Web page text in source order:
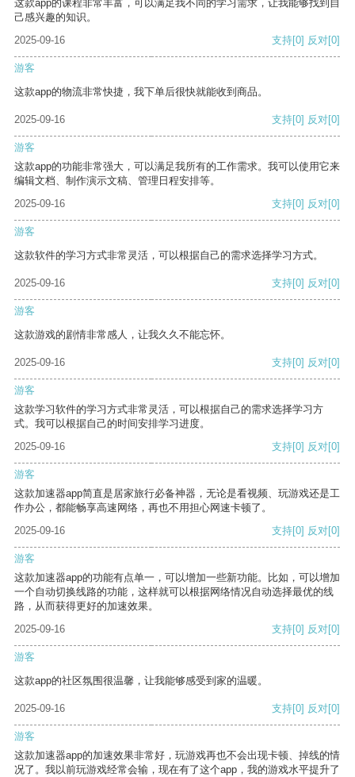
这款app的课程非常丰富，可以满足我不同的学习需求，让我能够找到自
己感兴趣的知识。
2025-09-16
支持[0] 反对[0]
游客
这款app的物流非常快捷，我下单后很快就能收到商品。
2025-09-16 支持[0] 反对[0]
游客
这款app的功能非常强大，可以满足我所有的工作需求。我可以使用它来
编辑文档、制作演示文稿、管理日程安排等。
2025-09-16
支持[0] 反对[0]
游客
这款软件的学习方式非常灵活，可以根据自己的需求选择学习方式。
2025-09-16 支持[0] 反对[0]
游客
这款游戏的剧情非常感人，让我久久不能忘怀。
2025-09-16 支持[0] 反对[0]
游客
这款学习软件的学习方式非常灵活，可以根据自己的需求选择学习方
式。我可以根据自己的时间安排学习进度。
2025-09-16
支持[0] 反对[0]
游客
这款加速器app简直是居家旅行必备神器，无论是看视频、玩游戏还是工
作办公，都能畅享高速网络，再也不用担心网速卡顿了。
2025-09-16
支持[0] 反对[0]
游客
这款加速器app的功能有点单一，可以增加一些新功能。比如，可以增加
一个自动切换线路的功能，这样就可以根据网络情况自动选择最优的线
路，从而获得更好的加速效果。
2025-09-16
支持[0] 反对[0]
游客
这款app的社区氛围很温馨，让我能够感受到家的温暖。
2025-09-16 支持[0] 反对[0]
游客
这款加速器app的加速效果非常好，玩游戏再也不会出现卡顿、掉线的情
况了。我以前玩游戏经常会输，现在有了这个app，我的游戏水平提升了